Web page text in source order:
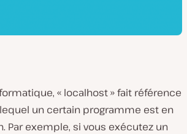
« localhost » fait référence
lequel un certain programme est en
Par exemple, si vous exécutez un